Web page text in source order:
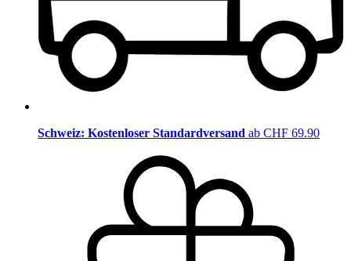
Schweiz: Kostenloser Standardversand ab CHF 69.90